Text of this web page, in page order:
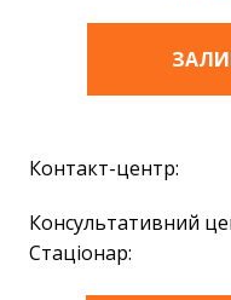
Контакт-центр:
Консультативний
Стаціонар: